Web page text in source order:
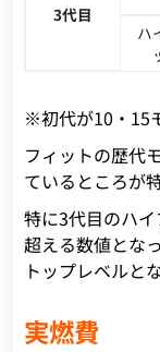
3代目
ハ
※初代が10・15
フィットの歴代
ているところが
特に3代目のハ
超える数値とな
トップレベルと
実燃費